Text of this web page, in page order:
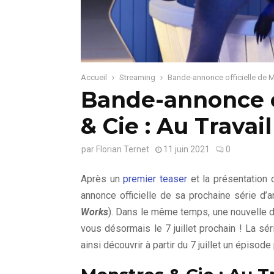
Accueil Streaming Bande-annonce officielle de
Bande-
& Cie : Au Travail
par Florian Ternet 11 juin 2021 0
Après unpremier teaser et la présentation
annonce officielle de sa prochaine série
Works). Dans le même temps, une nouvelle
vous désormais le 7 juillet prochain ! La
ainsi découvrir à partir du 7 juillet un